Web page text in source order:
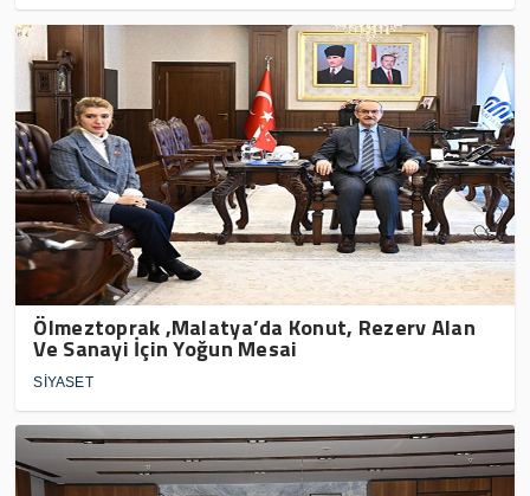
Ölmeztoprak ,Malatya’da Konut, Rezerv Alan
Ve Sanayi İçin Yoğun Mesai
SİYASET